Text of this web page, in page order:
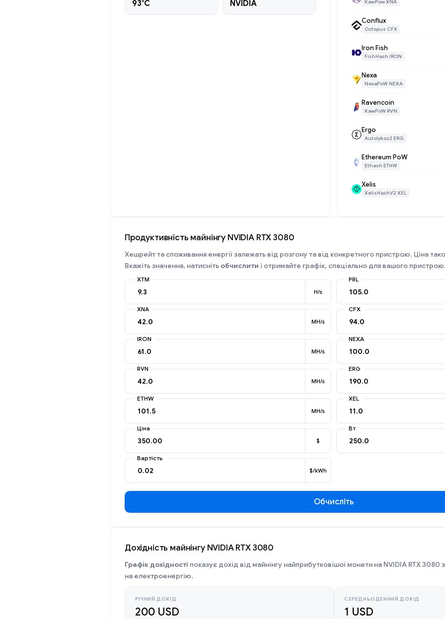
93°C NVIDIA KawPow XNA
Conflux
Octopus CFX
Iron Fish
FishHash IRON
Nexa
NexaPoW NEXA
Ravencoin
KawPoW RVN
Ergo
Autolykos2 ERG
Ethereum PoW
Ethash ETHW
Xelis
XelisHashV2 XEL
Продуктивність майнінгу NVIDIA RTX 3080
Хешрейт та споживання енергії залежать від розгону та від конкретного пристрою. Ціна
Вкажіть значення, натисніть обчислити і отримайте графік, спеціально для вашого
XTM
H/s
PRL
XNA
MH/s
CFX
IRON
MH/s
NEXA
RVN
MH/s
ERG
ETHW
MH/s
XEL
Ціна
$
Вт
Вартість
$/kWh
Обчисліть
Дохідність майнінгу NVIDIA RTX 3080
Графік дохідності показує дохід від майнінгу найприбутковішої монети на NVIDIA RTX 3080
на електроенергію.
РІЧНИЙ ДОХІД
200 USD
СЕРЕДНЬОДЕННИЙ ДОХІД
1 USD